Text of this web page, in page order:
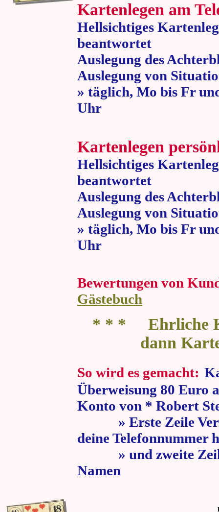
Kartenlegen am
Hellsichtiges
beantwortet
Auslegung des
Auslegung von
» täglich, Mo bis Fr
Uhr » 80
Kartenlegen
Hellsichtiges
beantwortet
Auslegung des
Auslegung von
» täglich, Mo bis Fr
Uhr » 80
Bewertungen von
Gästebuch
* * * Ehrliche
dann
So wird es gemacht:
Überweisung 80 Euro
Konto von * Robert
» Erste Zeile
deine Telefonnummer
» und zweite Zeile
Namen